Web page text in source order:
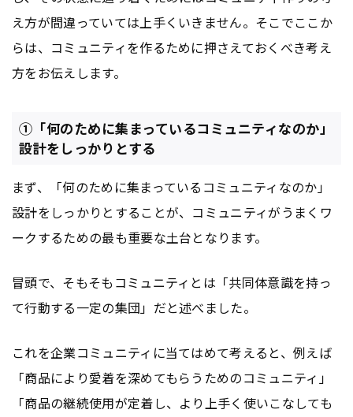
え方が間違っていては上手くいきません。そこでここか
らは、コミュニティを作るために押さえておくべき考え
方をお伝えします。
①「何のために集まっているコミュニティなのか」
設計をしっかりとする
まず、「何のために集まっているコミュニティなのか」
設計をしっかりとすることが、コミュニティがうまくワ
ークするための最も重要な土台となります。
冒頭で、そもそもコミュニティとは「共同体意識を持っ
て行動する一定の集団」だと述べました。
これを企業コミュニティに当てはめて考えると、例えば
「商品により愛着を深めてもらうためのコミュニティ」
「商品の継続使用が定着し、より上手く使いこなしても